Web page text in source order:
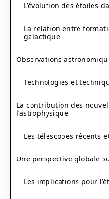
L’évolution des étoiles
La relation entre
galactique
Observations
Technologies et
La contribution des
l’astrophysique
Les télescopes récents
Une perspective globale
Les implications pour